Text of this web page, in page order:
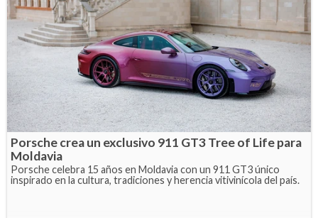
Porsche crea un exclusivo 911 GT3 Tree of Life para
Moldavia
Porsche celebra 15 años en Moldavia con un 911 GT3 único
inspirado en la cultura, tradiciones y herencia vitivinícola del país.